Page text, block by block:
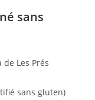
sans
Les Prés
sans gluten)⁣